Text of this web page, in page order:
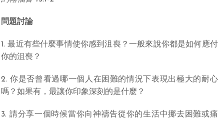
問題討論
1. 最近有些什麼事情使你感到沮喪？一般來說你都是如何應付
你的沮喪？
2. 你是否曾看過哪一個人在困難的情況下表現出極大的耐心
嗎？如果有，最讓你印象深刻的是什麼？
3. 請分享一個時候當你向神禱告從你的生活中挪去困難或痛